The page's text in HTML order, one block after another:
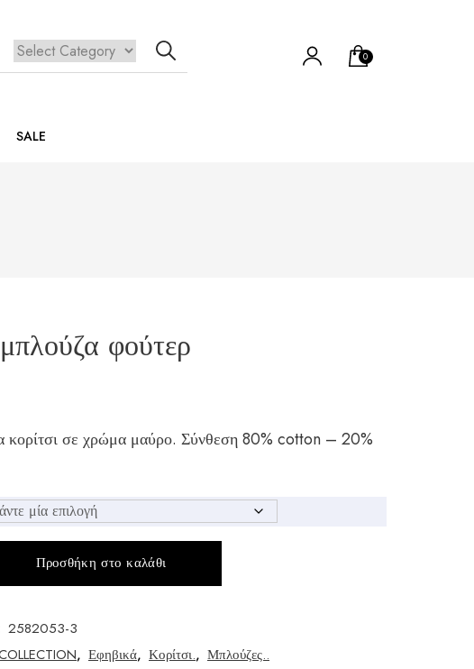
0
SALE
φούτερ
κορίτσι σε χρώμα μαύρο. Σύνθεση 80% cotton – 20%
Προσθήκη στο καλάθι
2582053-3
, Εφηβικά, Κορίτσι., Μπλούζες..